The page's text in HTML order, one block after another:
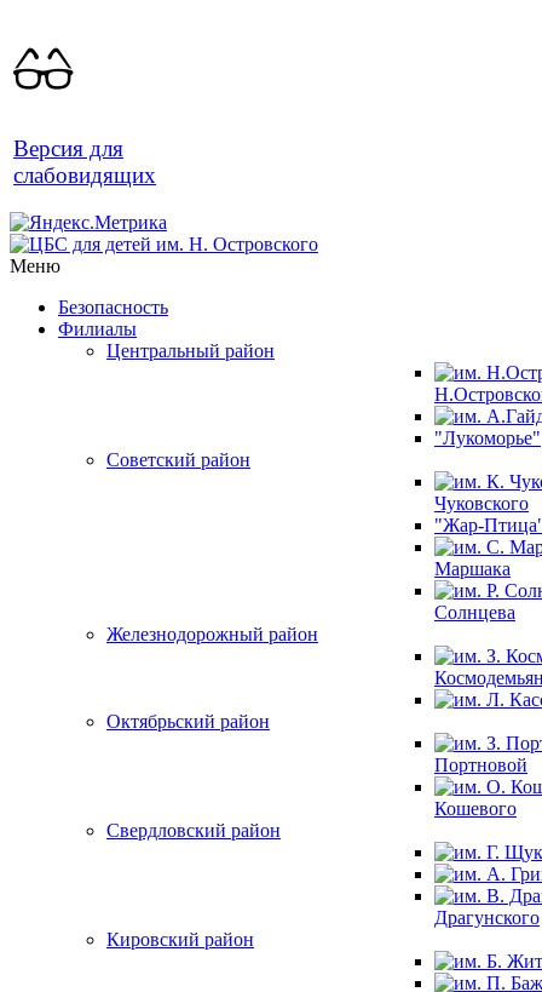
Версия для
слабовидящих
Меню
Безопасность
Филиалы
Центральный район
"Лукоморье"
Советский район
Чуковского
"Жар-
Маршака
Солнцева
Железнодорожный район
Октябрьский район
Портновой
Кошевого
Свердловский район
Драгунского
Кировский район